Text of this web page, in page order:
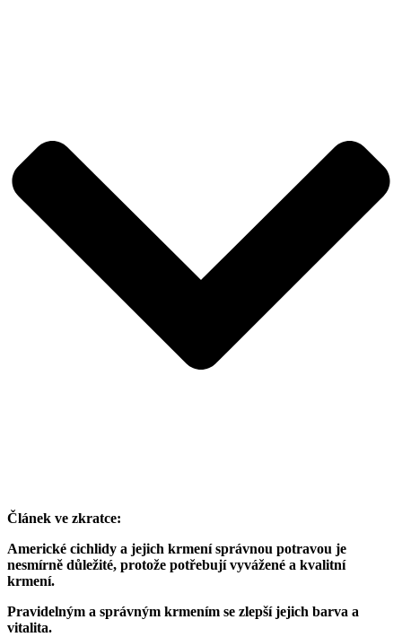
Článek ve zkratce:
Americké cichlidy a jejich krmení správnou potravou je
nesmírně důležité, protože potřebují vyvážené a kvalitní
krmení.
Pravidelným a správným krmením se zlepší jejich barva a
vitalita.